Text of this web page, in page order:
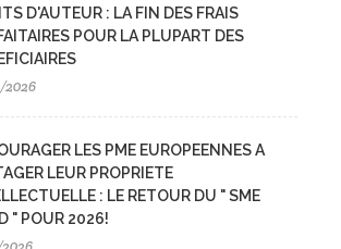
D'AUTEUR : LA FIN DES FRAIS
POUR LA PLUPART DES
2026
LES PME EUROPEENNES A
LEUR PROPRIETE
: LE RETOUR DU " SME
" POUR 2026!